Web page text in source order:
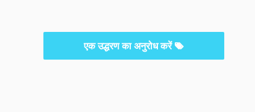
एक उद्धरण का अनुरोध करें